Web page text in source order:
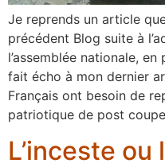
Je reprends un article
précédent Blog suite à
l’assemblée nationale,
fait écho à mon dernier
Français ont besoin de
patriotique de post
L’inceste